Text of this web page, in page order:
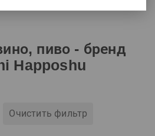
пиво - бренд
Happoshu
Очистить фильтр